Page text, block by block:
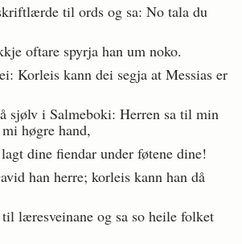
til ords og sa: No tala du
oftare spyrja han um noko.
Korleis kann dei segja at Messias er
sjølv i Salmeboki: Herren sa til min
høgre hand,
dine fiendar under føtene dine!
han herre; korleis kann han då
læresveinane og sa so heile folket